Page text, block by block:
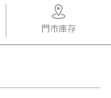
門市庫存